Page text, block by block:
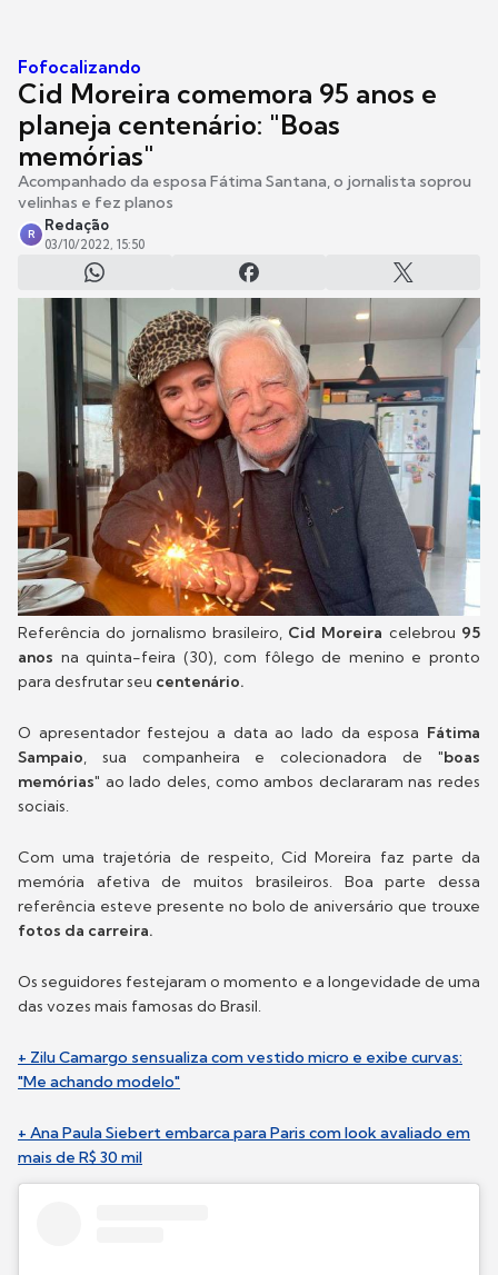
Fofocalizando
Cid Moreira comemora 95 anos e
planeja centenário: "Boas
memórias"
Acompanhado da esposa Fátima Santana, o jornalista soprou
velinhas e fez planos
R
Redação
03/10/2022, 15:50
Referência do jornalismo brasileiro, Cid Moreira celebrou 95
anos na quinta-feira (30), com fôlego de menino e pronto
para desfrutar seu centenário.
O apresentador festejou a data ao lado da esposa Fátima
Sampaio, sua companheira e colecionadora de "boas
memórias" ao lado deles, como ambos declararam nas redes
sociais.
Com uma trajetória de respeito, Cid Moreira faz parte da
memória afetiva de muitos brasileiros. Boa parte dessa
referência esteve presente no bolo de aniversário que trouxe
fotos da carreira.
Os seguidores festejaram o momento e a longevidade de uma
das vozes mais famosas do Brasil.
+ Zilu Camargo sensualiza com vestido micro e exibe curvas:
"Me achando modelo"
+ Ana Paula Siebert embarca para Paris com look avaliado em
mais de R$ 30 mil